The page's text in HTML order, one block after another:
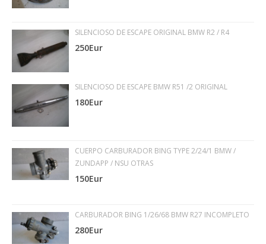
SILENCIOSO DE ESCAPE ORIGINAL BMW R2 / R4
250Eur
SILENCIOSO DE ESCAPE BMW R51 /2 ORIGINAL
180Eur
CUERPO CARBURADOR BING TYPE 2/24/1 BMW /
ZUNDAPP / NSU OTRAS
150Eur
CARBURADOR BING 1/26/68 BMW R27 INCOMPLETO
280Eur